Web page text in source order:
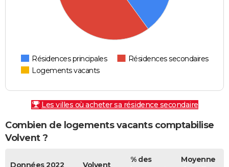
Résidences principales
Résidences secondaires
Logements vacants
Les villes où acheter sa résidence secondaire
Combien de logements vacants comptabilise
Volvent ?
Données 2022 Volvent
% des
Moyenne